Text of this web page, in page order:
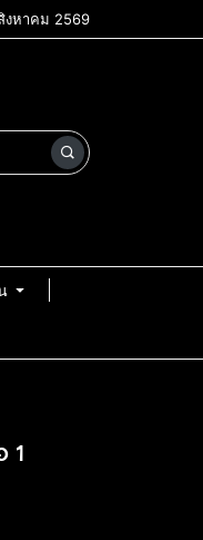
งหาคม 2569
1